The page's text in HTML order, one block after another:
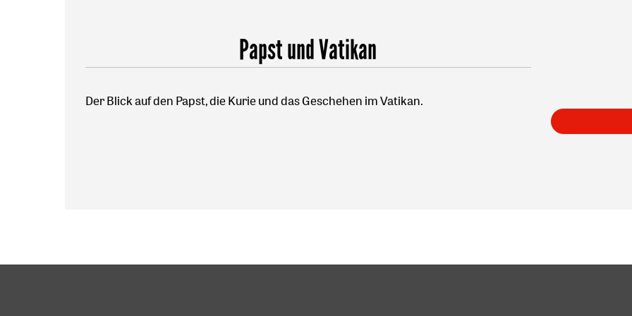
Papst und Vatikan
Der Blick auf den Papst, die Kurie und das Geschehen im Vatikan.